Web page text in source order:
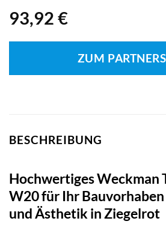
93,92 €
ZUM
BESCHREIBUNG
Hochwertiges Weckman
W20 für Ihr
und Ästhetik in Ziegelrot